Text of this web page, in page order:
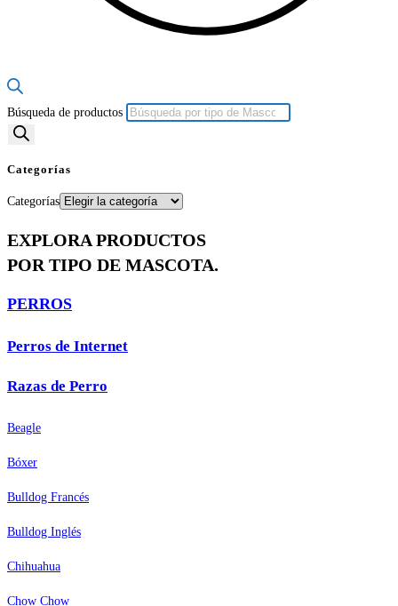
Búsqueda de productos
Categorías
Categorías
EXPLORA PRODUCTOS
POR TIPO DE MASCOTA.
PERROS
Perros de Internet
Razas de Perro
Beagle
Bóxer
Bulldog Francés
Bulldog Inglés
Chihuahua
Chow Chow